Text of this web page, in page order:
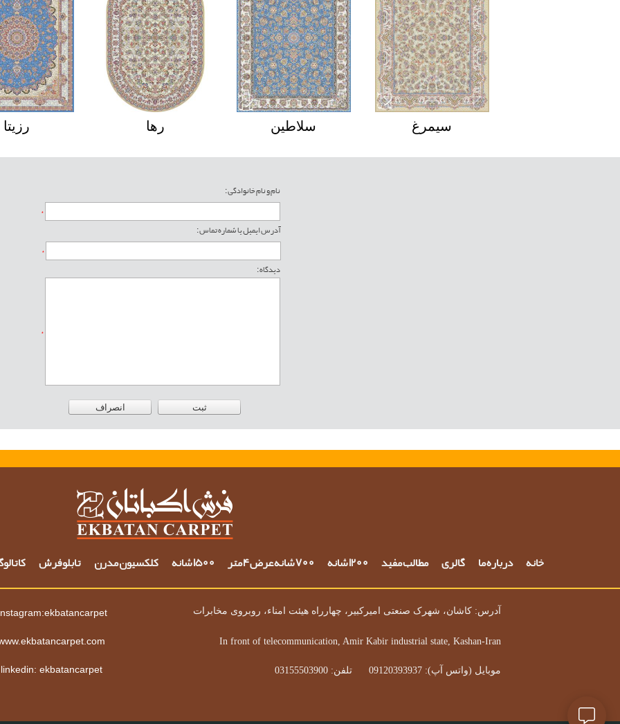
رزیتا رها سلاطین سیمرغ
نام و نام خانوادگی :
*
آدرس ایمیل یا شماره تماس :
*
دیدگاه :
*
خانه درباره ما گالری مطالب مفید 1200 شانه 700 شانه عرض 4 متر 1500 شانه کلکسیون مدرن تابلو فرش
آدرس: کاشان، شهرک صنعتی امیرکبیر، چهارراه هیئت امناء، روبروی مخابرات
In front of telecommunication, Amir Kabir industrial state, Kashan-Iran
موبایل (واتس آپ): 09120393937 تلفن: 03155503900 linkedin: ekbatancarpet